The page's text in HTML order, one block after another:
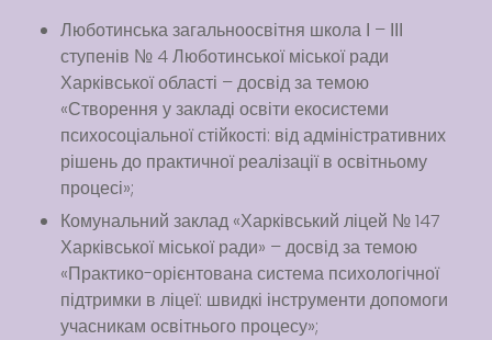
Люботинська загальноосвітня школа І – ІІІ
ступенів № 4 Люботинської міської ради
Харківської області – досвід за темою
«Створення у закладі освіти екосистеми
психосоціальної стійкості: від адміністративних
рішень до практичної реалізації в освітньому
процесі»;
Комунальний заклад «Харківський ліцей № 147
Харківської міської ради» – досвід за темою
«Практико-орієнтована система психологічної
підтримки в ліцеї: швидкі інструменти допомоги
учасникам освітнього процесу»;